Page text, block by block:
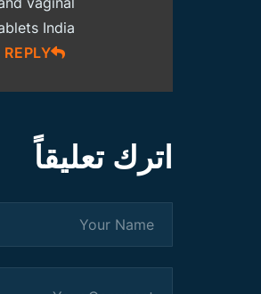
India
REPLY
اترك تعليقاً